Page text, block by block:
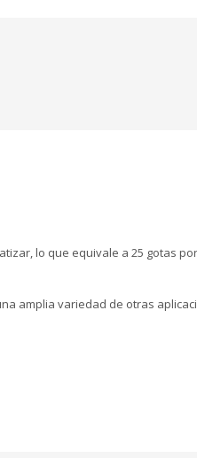
lo que equivale a 25 gotas
amplia variedad de otras